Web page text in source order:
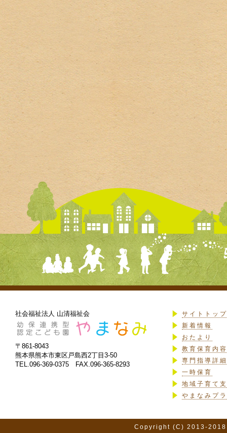
社会福祉法人 山清福祉会
〒861-8043
熊本県熊本市東区戸島西2丁目3-50
TEL.096-369-0375 FAX.096-365-8293
サイトトップ
新着情報
おたより
教育保育内
専門指導詳細
一時保育
地域子育て
やまなみプ
Copyright (C) 2013-